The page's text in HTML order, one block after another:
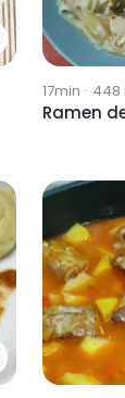
17min · 448
Ramen